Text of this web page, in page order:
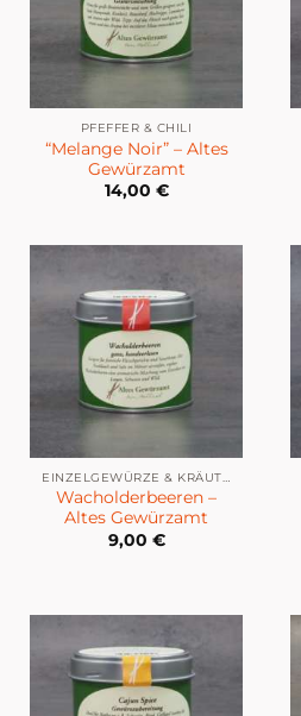
PFEFFER & CHILI
“Melange Noir” – Altes
Gewürzamt
14,00 €
Wacholderbeeren –
Altes Gewürzamt
9,00 €